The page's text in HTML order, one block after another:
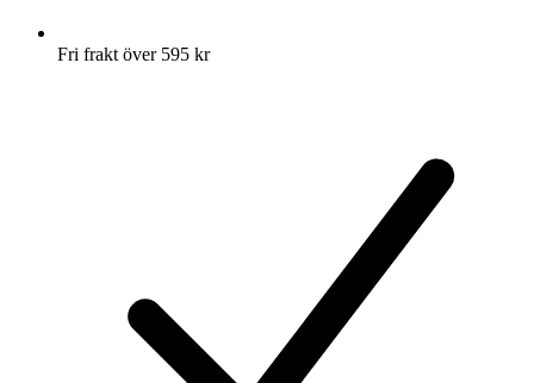
Fri frakt över 595 kr